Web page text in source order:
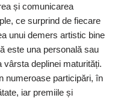
și comunicarea
ce surprind de fiecare
unui demers artistic bine
este una personală sau
vârsta deplinei maturități.
numeroase participări, în
iar premiile și